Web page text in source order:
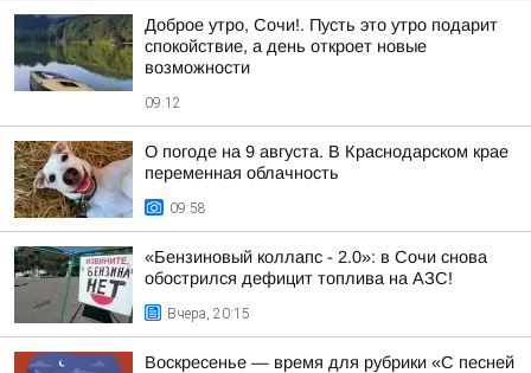
Доброе утро, Сочи!. Пусть это утро подарит
спокойствие, а день откроет новые
возможности
09:12
О погоде на 9 августа. В Краснодарском крае
переменная облачность
09:58
«Бензиновый коллапс - 2.0»: в Сочи снова
обострился дефицит топлива на АЗС!
Вчера, 20:15
Воскресенье — время для рубрики «С песней